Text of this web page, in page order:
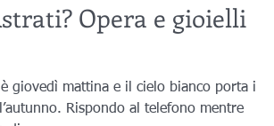
Opera e gioielli
giovedì mattina e il cielo bianco porta i
Rispondo al telefono mentre